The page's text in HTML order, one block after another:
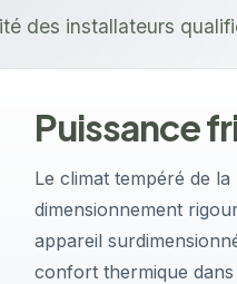
des installateurs
Puissance
Le climat tempéré de
dimensionnement
appareil
confort thermique